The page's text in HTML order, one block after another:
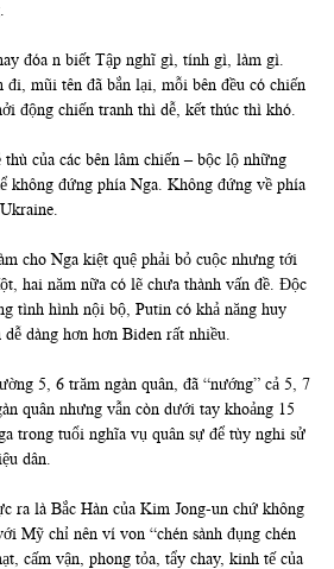
đóa n biết Tập nghĩ gì, tính gì, làm gì.
đi, mũi tên đã bắn lại, mỗi bên đều có chiến
động chiến tranh thì dễ, kết thúc thì khó.
của các bên lâm chiến – bộc lộ những
không đứng phía Nga. Không đứng về phía
cho Nga kiệt quệ phải bỏ cuộc nhưng tới
hai năm nữa có lẽ chưa thành vấn đề. Độc
tình hình nội bộ, Putin có khả năng huy
dàng hơn hơn Biden rất nhiều.
5, 6 trăm ngàn quân, đã “nướng” cả 5, 7
quân nhưng vẫn còn dưới tay khoảng 15
trong tuổi nghĩa vụ quân sự để tùy nghi sử
dân.
ra là Bắc Hàn của Kim Jong-un chứ không
Mỹ chỉ nên ví von “chén sành đụng chén
cấm vận, phong tỏa, tẩy chay, kinh tế của